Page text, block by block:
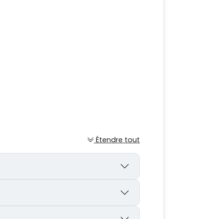
Étendre tout